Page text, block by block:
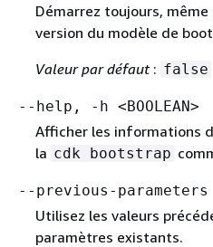
Démarrez toujours,
version du modèle de
Valeur par défaut: false
--help, -h <BOOLEAN>
Afficher les informations
la cdk bootstrap
--previous-parameters
Utilisez les valeurs
paramètres existants.